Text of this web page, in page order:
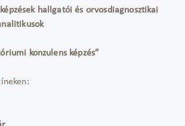
hallgatói és orvosdiagnosztikai
konzulens képzés”